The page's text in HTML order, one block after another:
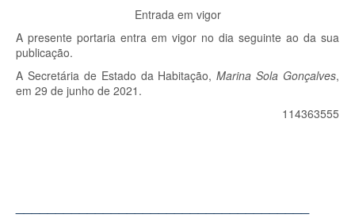
Entrada em vigor
A presente portaria entra em vigor no dia seguinte ao da sua
publicação.
A Secretária de Estado da Habitação,Marina Sola Gonçalves,
em 29 de junho de 2021.
114363555